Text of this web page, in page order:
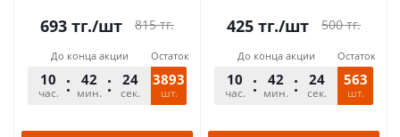
693 тг./шт 815тг.
До конца акции
10
час.
42
мин.
24
сек.
Остаток
3893
шт.
425 тг./шт 500тг.
До конца акции
10
час.
42
мин.
24
сек.
Остаток
563
шт.